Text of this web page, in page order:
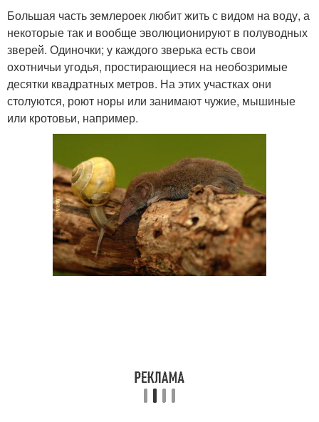
Большая часть землероек любит жить с видом на воду, а
некоторые так и вообще эволюционируют в полуводных
зверей. Одиночки; у каждого зверька есть свои
охотничьи угодья, простирающиеся на необозримые
десятки квадратных метров. На этих участках они
столуются, роют норы или занимают чужие, мышиные
или кротовьи, например.